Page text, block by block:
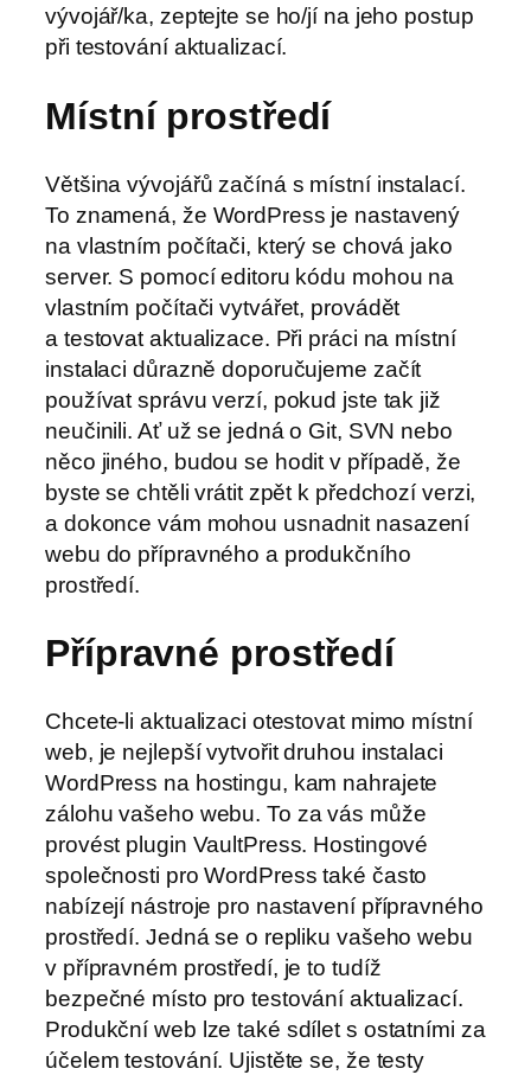
vývojář/ka, zeptejte se ho/jí na jeho postup
při testování aktualizací.
Místní prostředí
Většina vývojářů začíná s místní instalací.
To znamená, že WordPress je nastavený
na vlastním počítači, který se chová jako
server. S pomocí editoru kódu mohou na
vlastním počítači vytvářet, provádět
a testovat aktualizace. Při práci na místní
instalaci důrazně doporučujeme začít
používat správu verzí, pokud jste tak již
neučinili. Ať už se jedná o Git, SVN nebo
něco jiného, budou se hodit v případě, že
byste se chtěli vrátit zpět k předchozí verzi,
a dokonce vám mohou usnadnit nasazení
webu do přípravného a produkčního
prostředí.
Přípravné prostředí
Chcete-li aktualizaci otestovat mimo místní
web, je nejlepší vytvořit druhou instalaci
WordPress na hostingu, kam nahrajete
zálohu vašeho webu. To za vás může
provést plugin VaultPress. Hostingové
společnosti pro WordPress také často
nabízejí nástroje pro nastavení přípravného
prostředí. Jedná se o repliku vašeho webu
v přípravném prostředí, je to tudíž
bezpečné místo pro testování aktualizací.
Produkční web lze také sdílet s ostatními za
účelem testování. Ujistěte se, že testy